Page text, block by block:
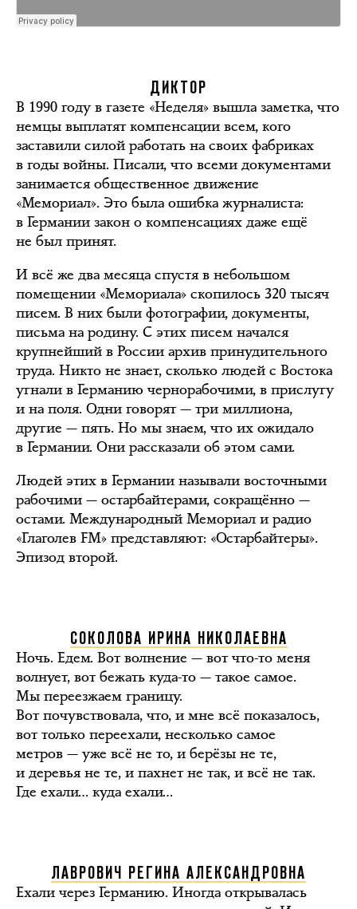
ДИКТОР
В 1990 году в газете «Неделя» вышла заметка, что
немцы выплатят компенсации всем, кого
заставили силой работать на своих фабриках
в годы войны. Писали, что всеми документами
занимается общественное движение
«Мемориал». Это была ошибка журналиста:
в Германии закон о компенсациях даже ещё
не был принят.
И всё же два месяца спустя в небольшом
помещении «Мемориала» скопилось 320 тысяч
писем. В них были фотографии, документы,
письма на родину. С этих писем начался
крупнейший в России архив принудительного
труда. Никто не знает, сколько людей с Востока
угнали в Германию чернорабочими, в прислугу
и на поля. Одни говорят — три миллиона,
другие — пять. Но мы знаем, что их ожидало
в Германии. Они рассказали об этом сами.
Людей этих в Германии называли восточными
рабочими — остарбайтерами, сокращённо —
остами. Международный Мемориал и радио
«Глаголев FM» представляют: «Остарбайтеры».
Эпизод второй.
СОКОЛОВА ИРИНА НИКОЛАЕВНА
Ночь. Едем. Вот волнение — вот что-то меня
волнует, вот бежать куда-то — такое самое.
Мы переезжаем границу.
Вот почувствовала, что, и мне всё показалось,
вот только переехали, несколько самое
метров — уже всё не то, и берёзы не те,
и деревья не те, и пахнет не так, и всё не так.
Где ехали… куда ехали…
ЛАВРОВИЧ РЕГИНА АЛЕКСАНДРОВНА
Ехали через Германию. Иногда открывалась